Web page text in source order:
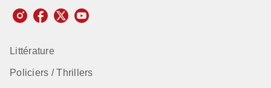
Littérature
Policiers / Thrillers